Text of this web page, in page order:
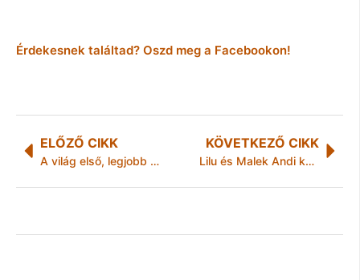
Érdekesnek találtad? Oszd meg a Facebookon!
ELŐZŐ CIKK
A világ első, legjobb gitárosa
KÖVETKEZŐ CIKK
Lilu és Malek Andi különleges meglepetéssel készült